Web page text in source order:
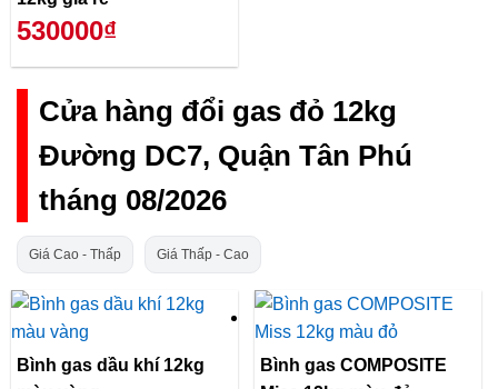
530000₫
Cửa hàng đổi gas đỏ 12kg
Đường DC7, Quận Tân Phú
tháng 08/2026
Giá Cao - Thấp Giá Thấp - Cao
Bình gas dầu khí 12kg
Bình gas COMPOSITE